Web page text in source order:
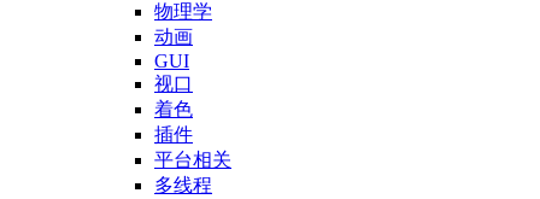
物理学
动画
GUI
视口
着色
插件
平台相关
多线程